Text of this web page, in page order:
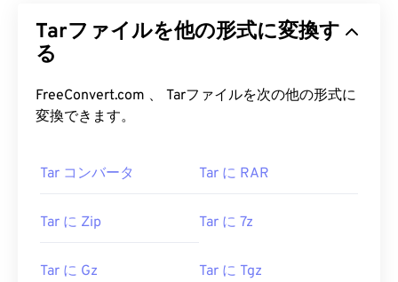
Tarファイルを他の形式に変換す
る
FreeConvert.com 、 Tarファイルを次の他の形式に
変換できます。
Tar コンバータ Tar に RAR
Tar に Zip Tar に 7z
Tar に Gz Tar に Tgz